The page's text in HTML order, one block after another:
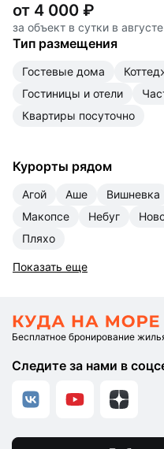
от 4 000 ₽
за объект в сутки в августе
Тип размещения
гостевые дома
гостиницы и отели
квартиры посуточно
Курорты рядом
Агой Аше Вишневка
Макопсе
Небуг
Пляхо
Показать еще
Бесплатное бронирование
Следите за нами в